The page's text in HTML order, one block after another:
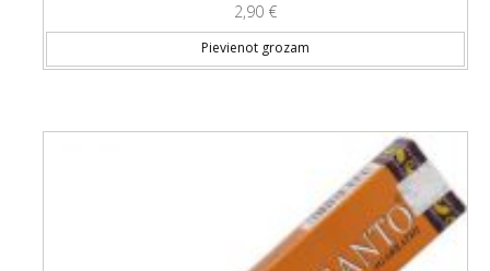
2,90 €
Pievienot grozam